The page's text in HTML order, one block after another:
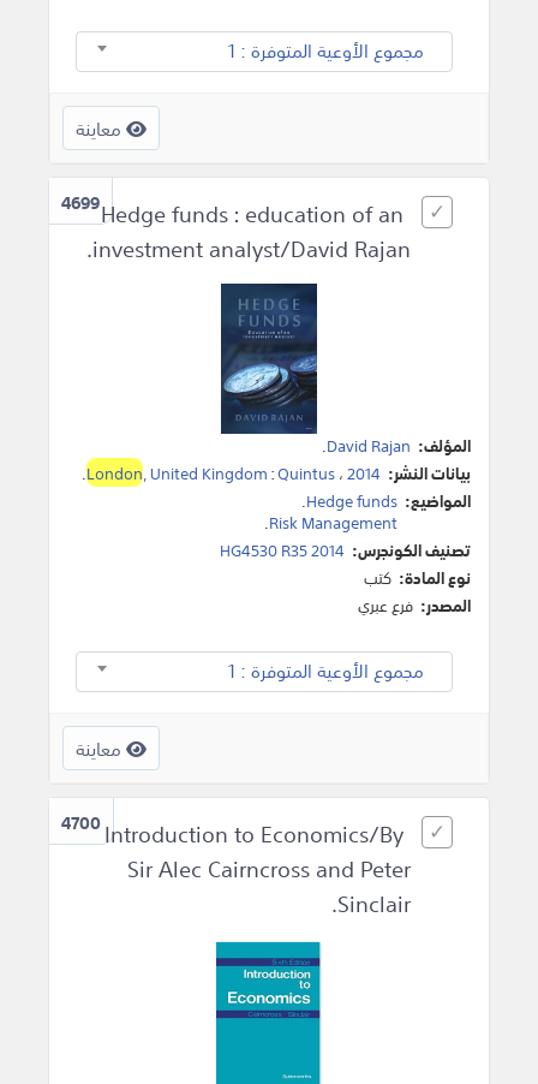
مجموع الأوعية المتوفرة : 1
معاينة
4699Hedge funds : education of an
investment analyst/David Rajan.
المؤلف: David Rajan
.
بيانات النشر:
London, United Kingdom:Quintus،2014
.
المواضيع: Hedge funds
.
Risk Management
.
تصنيف الكونجرس: HG4530 R35 2014
نوع المادة: كتب
المصدر: فرع عبري
مجموع الأوعية المتوفرة : 1
معاينة
4700Introduction to Economics/By
Sir Alec Cairncross and Peter
Sinclair.